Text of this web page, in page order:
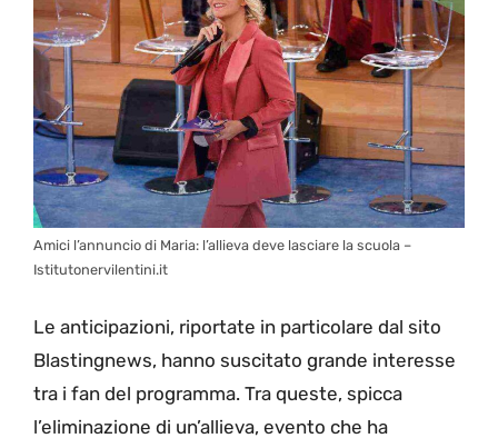
Amici l’annuncio di Maria: l’allieva deve lasciare la scuola –
Istitutonervilentini.it
Le anticipazioni, riportate in particolare dal sito
Blastingnews, hanno suscitato grande interesse
tra i fan del programma. Tra queste, spicca
l’eliminazione di un’allieva, evento che ha